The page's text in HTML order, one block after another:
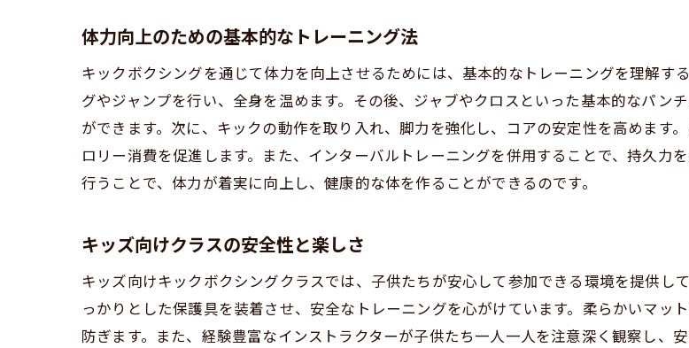
運動不足解消に効果的なキックボクシング
参加者からの実際の声と成功例
定期的なトレーニングの重要性
柔軟性と心肺機能を高めるキッズ向けキック
トレーニングでの注意点と安全対策
ストレス解消としてのキックボクシング
体力向上のための基本的なトレーニング法
キックボクシングを通じて体力を向上させるためには、基本的なトレーニングを理解す
グやジャンプを行い、全身を温めます。その後、ジャブやクロスといった基本的なパン
ができます。次に、キックの動作を取り入れ、脚力を強化し、コアの安定性を高めます
ロリー消費を促進します。また、インターバルトレーニングを併用することで、持久力
行うことで、体力が着実に向上し、健康的な体を作ることができるのです。
キッズ向けクラスの安全性と楽しさ
キッズ向けキックボクシングクラスでは、子供たちが安心して参加できる環境を提供し
っかりとした保護具を装着させ、安全なトレーニングを心がけています。柔らかいマッ
防ぎます。また、経験豊富なインストラクターが子供たち一人一人を注意深く観察し、